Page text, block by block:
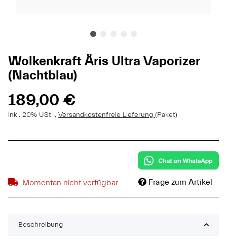
Wolkenkraft Äris Ultra Vaporizer
(Nachtblau)
189,00 €
inkl. 20% USt. , Versandkostenfreie Lieferung (Paket)
Momentan nicht verfügbar Frage zum Artikel
Beschreibung